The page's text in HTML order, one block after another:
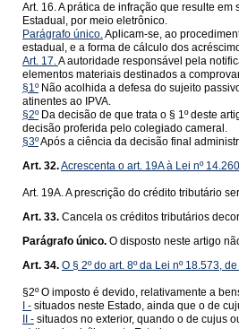
Art. 16. A prática de infração que resulte
Estadual, por meio eletrônico.
Parágrafo único.Aplicam-se, ao
estadual, e a forma de cálculo dos
Art. 17.A autoridade responsável pela
elementos materiais destinados a
§1ºNão acolhida a defesa do sujeito
atinentes ao IPVA.
§2ºDa decisão de que trata o § 1º deste
decisão proferida pelo colegiado cameral.
§3ºApós a ciência da decisão final
Art. 32.Acrescenta o art. 19A à Lei nº
Art. 19A. A prescrição do crédito tributário
Art. 33. Cancela os créditos tributários
Parágrafo único. O disposto neste artigo
Art. 34. O § 2º do art. 8º da Lei nº 18.573,
§2º O imposto é devido, relativamente a
I - situados neste Estado, ainda que o de
II - situados no exterior, quando o de cujus